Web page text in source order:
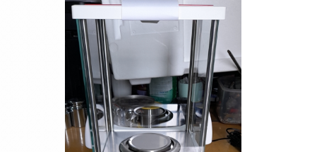
Cân điện tử GS3201N
(3200g/0.1g)